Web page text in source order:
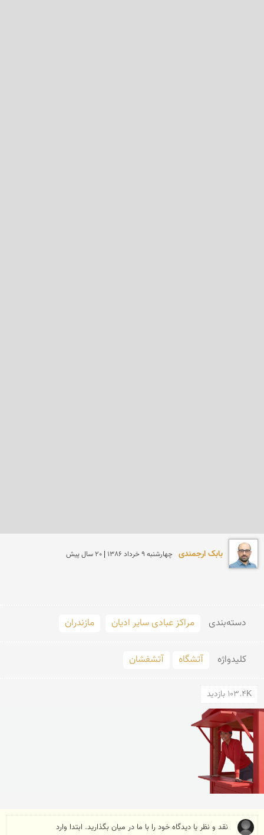
بابک ارجمندی چهارشنبه 9 خرداد 1386 | 20 سال پیش
دسته‌بندی مراکز عبادی سایر ادیان مازندران
کلید‌واژه آتشگاه آتشفشان
103.4K بازدید